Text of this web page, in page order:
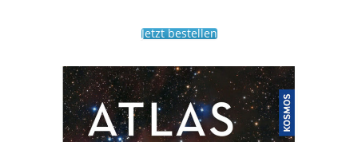
Jetzt bestellen